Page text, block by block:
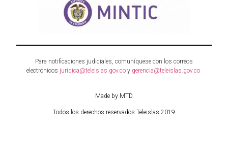
Para notificaciones judiciales, comuníquese con los correos
electrónicos juridica@teleislas.gov.co y gerencia@teleislas.gov.co
Made by MTD
Todos los derechos reservados Teleislas 2019